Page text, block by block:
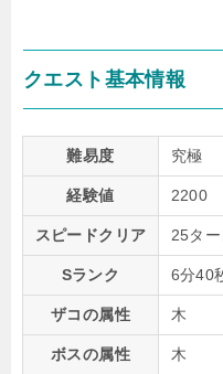
クエスト基本情報
難易度 究極
経験値 2200
スピードクリア 25ター
Sランク 6分40
ザコの属性 木
ボスの属性 木